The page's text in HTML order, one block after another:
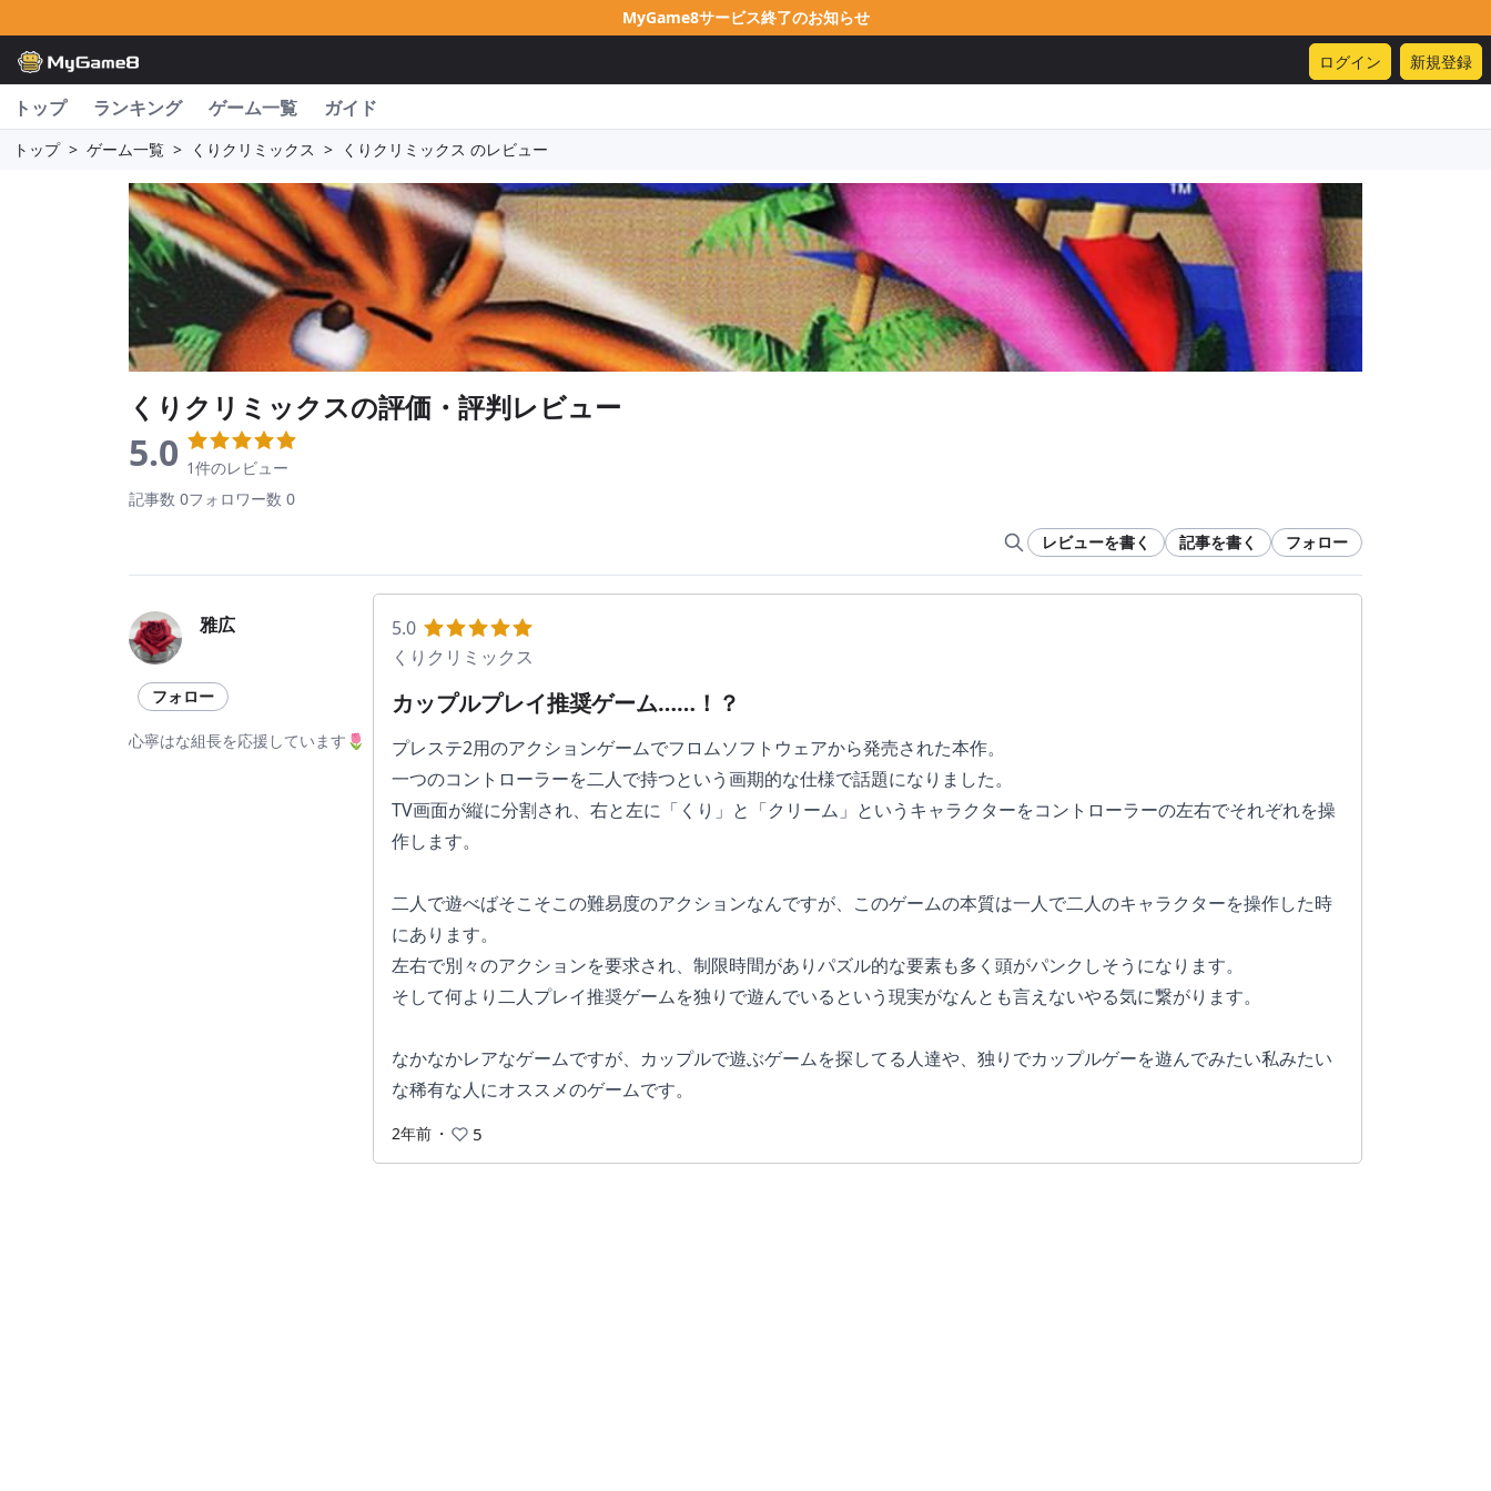
MyGame8サービス終了のお知らせ
ログイン 新規登録
トップ ランキング ゲーム一覧 ガイド
トップ > ゲーム一覧 > くりクリミックス > くりクリミックス のレビュー
くりクリミックスの評価・評判レビュー
5.0 1件のレビュー
記事数 0フォロワー数 0
レビューを書く 記事を書く フォロー
5.0
くりクリミックス
カップルプレイ推奨ゲーム……！？
プレステ2用のアクションゲームでフロムソフトウェアから発売された本作。
一つのコントローラーを二人で持つという画期的な仕様で話題になりました。
TV画面が縦に分割され、右と左に「くり」と「クリーム」というキャラクターをコントローラーの左右でそれぞれを操
作します。
二人で遊べばそこそこの難易度のアクションなんですが、このゲームの本質は一人で二人のキャラクターを操作した時
にあります。
左右で別々のアクションを要求され、制限時間がありパズル的な要素も多く頭がパンクしそうになります。
そして何より二人プレイ推奨ゲームを独りで遊んでいるという現実がなんとも言えないやる気に繋がります。
なかなかレアなゲームですが、カップルで遊ぶゲームを探してる人達や、独りでカップルゲーを遊んでみたい私みたい
な稀有な人にオススメのゲームです。
2年前 ・ 5
雅広
フォロー
心寧はな組長を応援しています🌷